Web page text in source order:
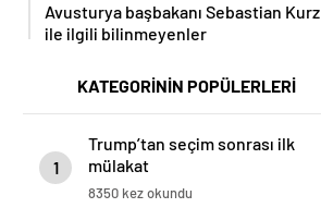
Avusturya başbakanı Sebastian Kurz
ile ilgili bilinmeyenler
KATEGORİNİN POPÜLERLERİ
1
Trump’tan seçim sonrası ilk
mülakat
8350 kez okundu